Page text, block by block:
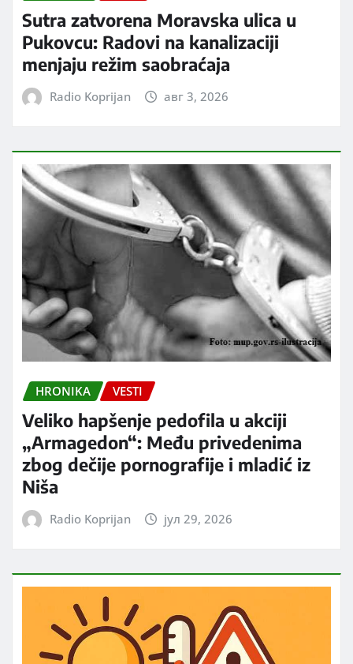
Sutra zatvorena Moravska ulica u
Pukovcu: Radovi na kanalizaciji
menjaju režim saobraćaja
Radio Koprijan авг 3, 2026
HRONIKA VESTI
Veliko hapšenje pedofila u akciji
„Armagedon“: Među privedenima
zbog dečije pornografije i mladić iz
Niša
Radio Koprijan јул 29, 2026